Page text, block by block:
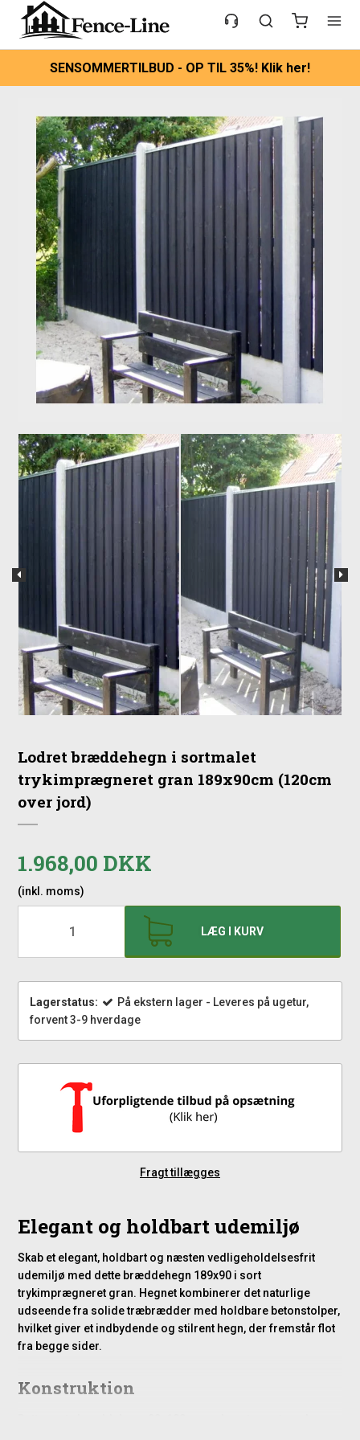
SENSOMMERTILBUD - OP TIL 35%! Klik her!
Lodret bræddehegn i sortmalet
trykimprægneret gran 189x90cm (120cm
over jord)
1.968,00 DKK
(inkl. moms)
LÆG I KURV
Lagerstatus:
På ekstern lager - Leveres på ugetur,
forvent 3-9 hverdage
Fragt tillægges
Elegant og holdbart udemiljø
Skab et elegant, holdbart og næsten vedligeholdelsesfrit
udemiljø med dette bræddehegn 189x90 i sort
trykimprægneret gran. Hegnet kombinerer det naturlige
udseende fra solide træbrædder med holdbare betonstolper,
hvilket giver et indbydende og stilrent hegn, der fremstår flot
fra begge sider.
Konstruktion